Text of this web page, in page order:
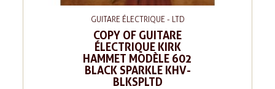
GUITARE ÉLECTRIQUE - LTD
COPY OF GUITARE
ÉLECTRIQUE KIRK
HAMMET MODÈLE 602
BLACK SPARKLE KHV-
BLKSPLTD